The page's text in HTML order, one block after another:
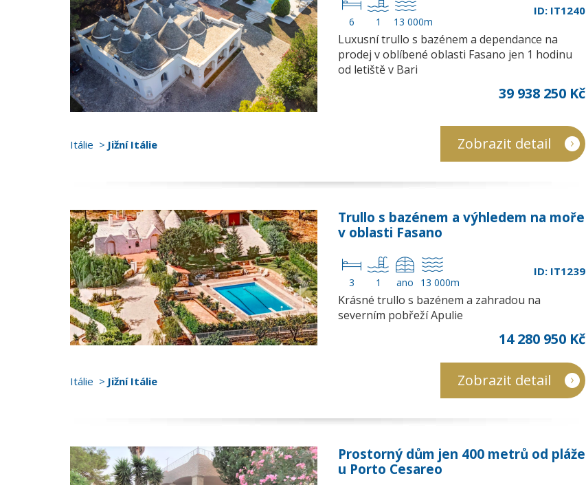
6 1 13 000m
ID: IT1240
Luxusní trullo s bazénem a dependance na
prodej v oblíbené oblasti Fasano jen 1 hodinu
od letiště v Bari
39 938 250 Kč
Itálie Jižní Itálie Zobrazit detail
Trullo s bazénem a výhledem na moře
v oblasti Fasano
3 1 ano 13 000m
ID: IT1239
Krásné trullo s bazénem a zahradou na
severním pobřeží Apulie
14 280 950 Kč
Itálie Jižní Itálie Zobrazit detail
Prostorný dům jen 400 metrů od pláže
u Porto Cesareo